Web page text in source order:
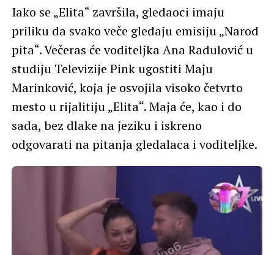
Iako se „Elita“ završila, gledaoci imaju
priliku da svako veče gledaju emisiju „Narod
pita“. Večeras će voditeljka Ana Radulović u
studiju Televizije Pink ugostiti Maju
Marinković, koja je osvojila visoko četvrto
mesto u rijalitiju „Elita“. Maja će, kao i do
sada, bez dlake na jeziku i iskreno
odgovarati na pitanja gledalaca i voditeljke.